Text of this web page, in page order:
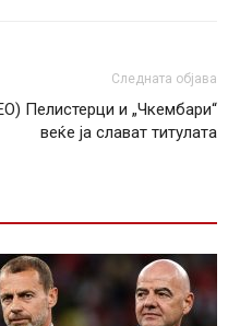
Следната објава
Пелистерци и „Чкембари“
веќе ја слават титулата